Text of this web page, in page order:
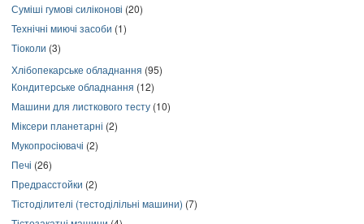
Суміші гумові силіконові (20)
Технічні миючі засоби (1)
Тіоколи (3)
Хлібопекарське обладнання (95)
Кондитерське обладнання (12)
Машини для листкового тесту (10)
Міксери планетарні (2)
Мукопросіювачі (2)
Печі (26)
Предрасстойки (2)
Тістоділителі (тестоділільні машини) (7)